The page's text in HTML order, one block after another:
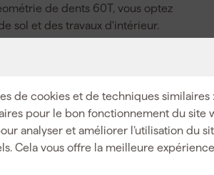
de cookies et de techniques similaires :
pour le bon fonctionnement du site
analyser et améliorer l’utilisation du
Cela vous offre la meilleure expérience
de dents 60T, vous optez
sol et des travaux d'intérieur.
utiliser des bagues de
coupe et vous travaillez
EXPERT